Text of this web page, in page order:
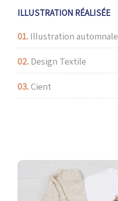
ILLUSTRATION RÉALISÉE
01. Illustration automnale
02. Design Textile
03.Cient